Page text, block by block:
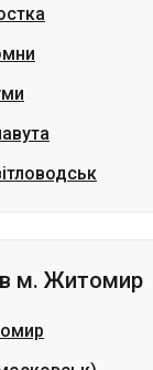
м. Житомир